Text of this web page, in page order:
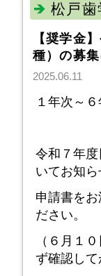
松戸
【奨学金
種）の募
2025.06.11
１年次～
令和７年
いてお知
申請書を
ださい。
（６月１
ず確認し